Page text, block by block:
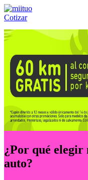
Cotizar
Llámanos al:(55) 84-21-
¿Por qué elegir
auto?